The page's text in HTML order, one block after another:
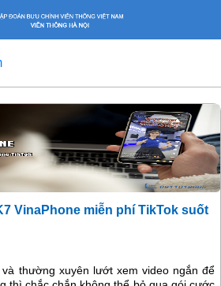
VinaPhone miễn phí TikTok suốt
thường xuyên lướt xem video ngắn để